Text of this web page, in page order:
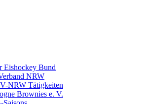
Eishockey Bund
NRW
NRW Tätigkeiten
Brownies e. V.